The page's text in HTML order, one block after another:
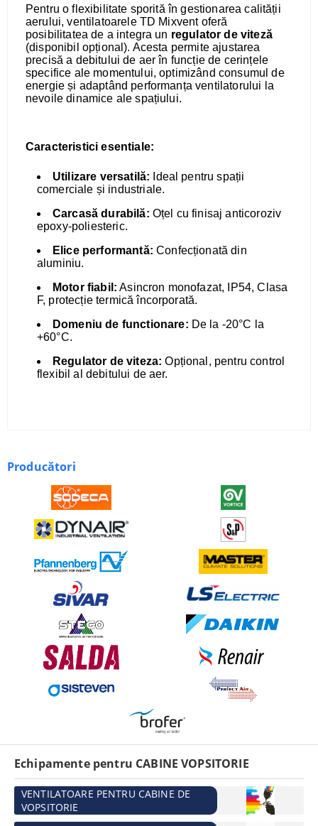
Pentru o flexibilitate sporită în gestionarea calității
aerului, ventilatoarele TD Mixvent oferă
posibilitatea de a integra un regulator de viteză
(disponibil opțional). Acesta permite ajustarea
precisă a debitului de aer în funcție de cerințele
specifice ale momentului, optimizând consumul de
energie și adaptând performanța ventilatorului la
nevoile dinamice ale spațiului.
Caracteristici esentiale:
Utilizare versatilă: Ideal pentru spații
comerciale și industriale.
Carcasă durabilă: Oțel cu finisaj anticoroziv
epoxy-poliesteric.
Elice performantă: Confecționată din
aluminiu.
Motor fiabil: Asincron monofazat, IP54, Clasa
F, protecție termică încorporată.
Domeniu de functionare: De la -20°C la
+60°C.
Regulator de viteza: Opțional, pentru control
flexibil al debitului de aer.
Producători
Echipamente pentru CABINE VOPSITORIE
VENTILATOARE PENTRU CABINE DE
VOPSITORIE